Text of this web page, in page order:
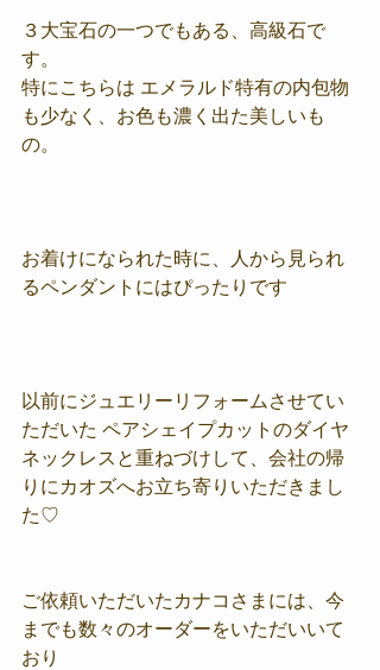
３大宝石の一つでもある、高級石で
す。
特にこちらは エメラルド特有の内包物
も少なく、お色も濃く出た美しいも
の。
お着けになられた時に、人から見られ
るペンダントにはぴったりです
以前にジュエリーリフォームさせてい
ただいた ペアシェイプカットのダイヤ
ネックレスと重ねづけして、会社の帰
りにカオズへお立ち寄りいただきまし
た♡
ご依頼いただいたカナコさまには、今
までも数々のオーダーをいただいいて
おり